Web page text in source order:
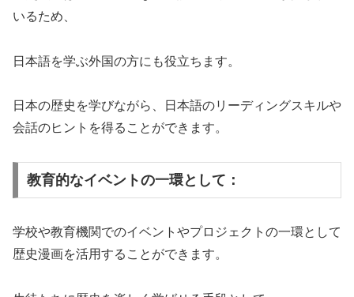
いるため、
日本語を学ぶ外国の方にも役立ちます。
日本の歴史を学びながら、日本語のリーディングスキルや
会話のヒントを得ることができます。
教育的なイベントの一環として：
学校や教育機関でのイベントやプロジェクトの一環として
歴史漫画を活用することができます。